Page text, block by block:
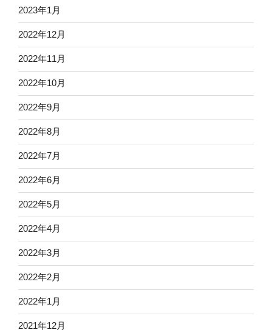
2023年1月
2022年12月
2022年11月
2022年10月
2022年9月
2022年8月
2022年7月
2022年6月
2022年5月
2022年4月
2022年3月
2022年2月
2022年1月
2021年12月